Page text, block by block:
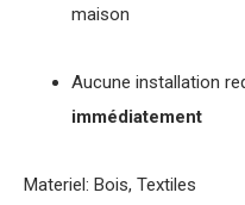
maison
Aucune installation
immédiatement
Materiel: Bois, Textiles